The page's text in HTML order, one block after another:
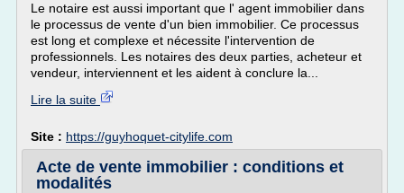
Le notaire est aussi important que l' agent immobilier dans
le processus de vente d'un bien immobilier. Ce processus
est long et complexe et nécessite l'intervention de
professionnels. Les notaires des deux parties, acheteur et
vendeur, interviennent et les aident à conclure la...
Lire la suite
Site : https://guyhoquet-citylife.com
Acte de vente immobilier : conditions et
modalités